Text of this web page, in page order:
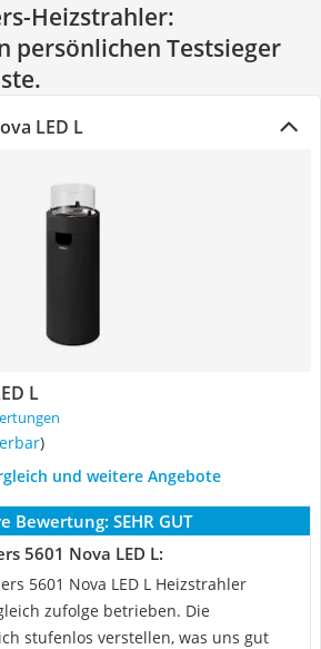
Heizstrahler:
persönlichen Testsieger
LED L
L
)
und weitere Angebote
Bewertung: SEHR GUT
5601 Nova LED L:
5601 Nova LED L Heizstrahler
zufolge betrieben. Die
stufenlos verstellen, was uns gut